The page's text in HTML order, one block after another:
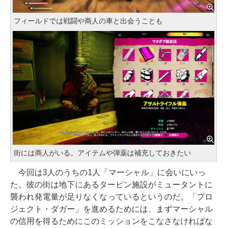
フィールドでは戦闘や商人の車と出会うことも
街には商人がいる。アイテムや弾薬は補充しておきたい
今回は3人のうちの1人「マーシャル」に会いにいっ
た。彼の街は地下にあるタービン施設がミュータントに
襲われ発電量が足りなくなっているというのだ。「プロ
ジェクト・ダガー」を進めるためには、まずマーシャル
の信用を得るためにこのミッションをこなさなければな